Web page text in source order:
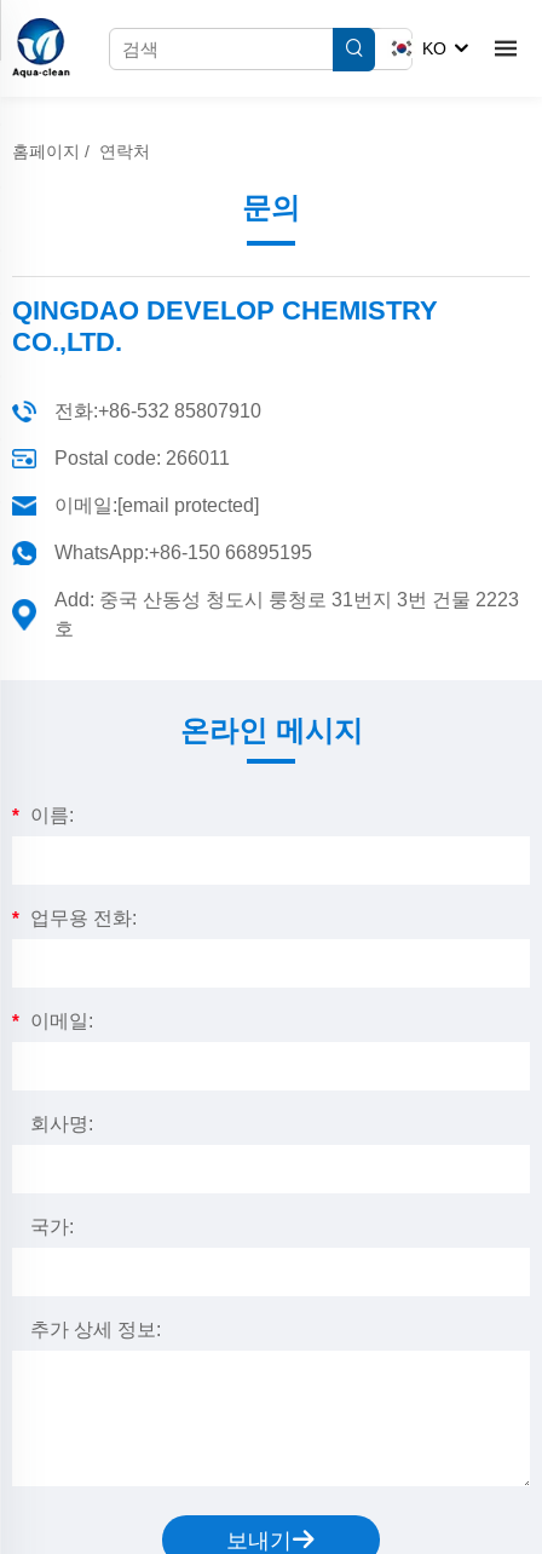
KO
홈페이지 / 연락처
문의
QINGDAO DEVELOP CHEMISTRY
CO.,LTD.
전화:+86-532 85807910
Postal code: 266011
이메일:[email protected]
WhatsApp:+86-150 66895195
Add: 중국 산동성 청도시 룽청로 31번지 3번 건물 2223
호
온라인 메시지
* 이름:
* 업무용 전화:
* 이메일:
회사명:
국가:
추가 상세 정보:
보내기